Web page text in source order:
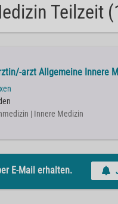
Teilzeit
arzt Allgemeine Innere
| Innere Medizin
E-Mail erhalten.